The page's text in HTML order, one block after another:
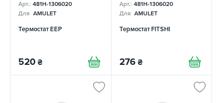
Арт.: 481H-1306020
Для AMULET
Термостат EEP
520 ₴
Арт.: 481H-1306020
Для AMULET
Термостат FITSHI
276 ₴